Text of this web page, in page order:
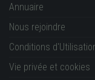
Annuaire
Nous rejoindre
Conditions
Vie privée et cookies